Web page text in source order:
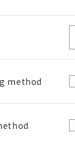
method
BOM表名稱
BOM表說明